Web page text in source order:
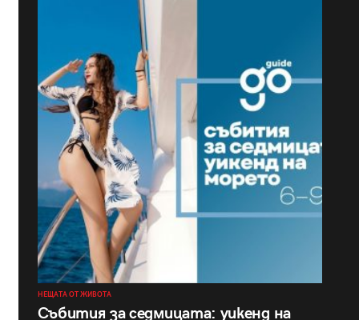
НЕЩАТА ОТ ЖИВОТА
Събития за седмицата: уикенд на